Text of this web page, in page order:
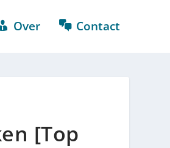
Over Contact
[Top